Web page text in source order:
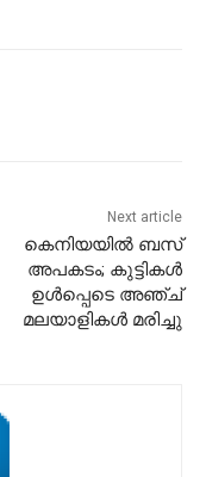
Next article
കെനിയയിൽ ബസ്
അപകടം; കുട്ടികൾ
ഉൾപ്പെടെ അഞ്ച്
മലയാളികൾ മരിച്ചു